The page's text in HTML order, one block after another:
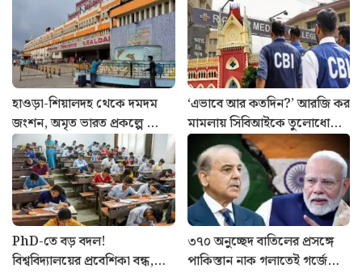
হাওড়া-শিয়ালদহ থেকে দমদম
জংশন, অমৃত ভারত প্রকল্পে ভোল
বদলাতে চলেছে কোন কোন
স্টেশনের?
‘এভাবে আর কতদিন?’ আরজি কর
মামলায় সিবিআইকে তুলোধোনা
হাইকোর্টের
PhD-তে বড় বদল!
বিশ্ববিদ্যালয়ের প্রবেশিকা বন্ধ,
৩৭০ অনুচ্ছেদ বাতিলের প্রসঙ্গে
পাকিস্তান নাক গলাতেই গর্জে